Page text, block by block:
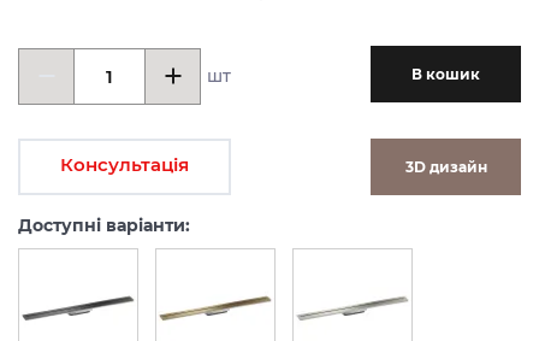
шт В кошик
Консультація 3D дизайн
Доступні варіанти: